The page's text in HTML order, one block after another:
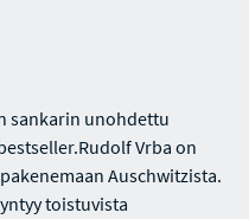
sankarin unohdettu
Vrba on
Auschwitzista.
toistuvista